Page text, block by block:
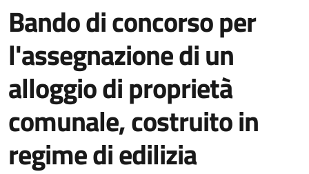
Bando di concorso per
l'assegnazione di un
alloggio di proprietà
comunale, costruito in
regime di edilizia